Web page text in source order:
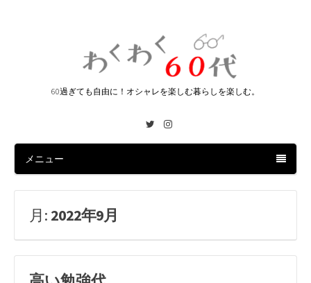
60過ぎても自由に！オシャレを楽しむ暮らしを楽しむ。
TwitterInstagram
メニュー
月: 2022年9月